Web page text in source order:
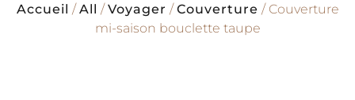
Accueil /All /Voyager /Couverture / Couverture
mi-saison bouclette taupe